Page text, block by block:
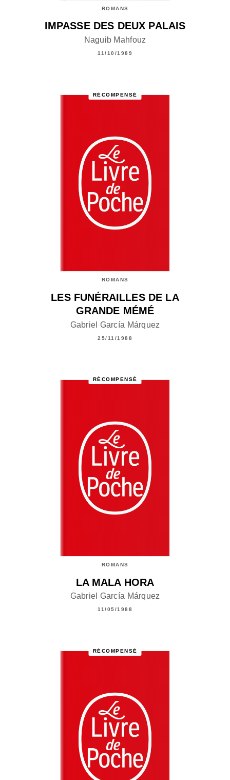
ROMANS
IMPASSE DES DEUX PALAIS
Naguib Mahfouz
11/10/1989
RÉCOMPENSÉ
ROMANS
LES FUNÉRAILLES DE LA
GRANDE MÉMÉ
Gabriel García Márquez
25/11/1988
RÉCOMPENSÉ
ROMANS
LA MALA HORA
Gabriel García Márquez
11/05/1988
RÉCOMPENSÉ